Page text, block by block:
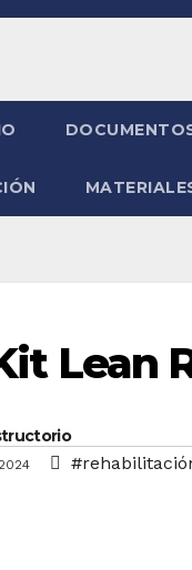
Lean